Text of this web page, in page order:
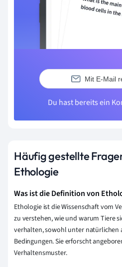
Mit E-Mail
Du hast bereits ein
Häufig gestellte
Ethologie
Was ist die Definition von
Ethologie ist die Wissenschaft vom
zu verstehen, wie und warum Tiere
verhalten, sowohl unter natürlichen
Bedingungen. Sie erforscht
Verhaltensmuster.